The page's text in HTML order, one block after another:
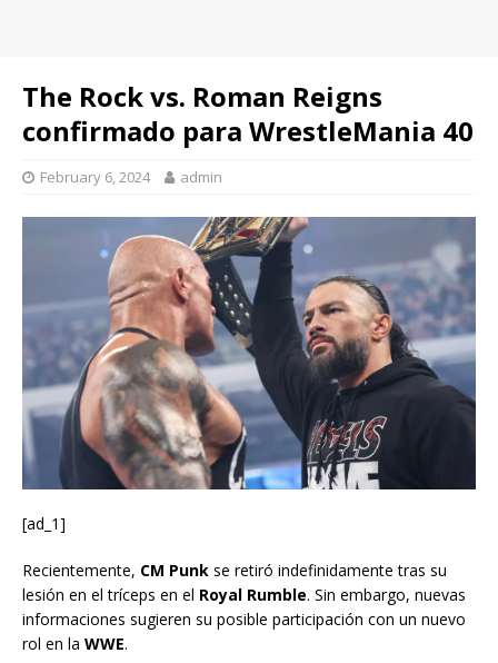
The Rock vs. Roman Reigns
confirmado para WrestleMania 40
February 6, 2024 admin
[ad_1]
Recientemente, CM Punk se retiró indefinidamente tras su
lesión en el tríceps en el Royal Rumble. Sin embargo, nuevas
informaciones sugieren su posible participación con un nuevo
rol en la WWE.